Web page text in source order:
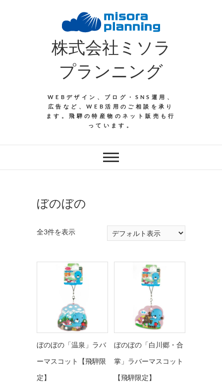
株式会社ミソラ
プランニング
WEBデザイン、ブログ・SNS運用、
広告など、WEB活用のご相談を承り
ます。飛騨の特産物のネット販売も行
っています。
ぼのぼの
全3件を表示
ぼのぼの「温泉」ラバ
ーマスコット【飛騨限
定】
ぼのぼの「白川郷・合
掌」ラバーマスコット
【飛騨限定】